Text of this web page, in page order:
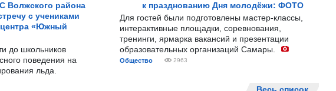
Волжского района
с учениками
центра «Южный
до школьников
поведения на
льда.
к празднованию Дня молодёжи: ФОТО
Для гостей были подготовлены мастер-классы,
интерактивные площадки, соревнования,
тренинги, ярмарка вакансий и презентации
образовательных организаций Самары.
Общество 2963